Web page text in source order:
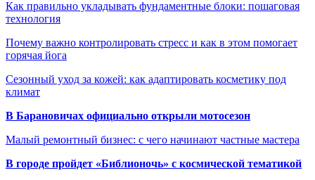
Как правильно укладывать фундаментные блоки: пошаговая
технология
Почему важно контролировать стресс и как в этом помогает
горячая йога
Сезонный уход за кожей: как адаптировать косметику под
климат
В Барановичах официально открыли мотосезон
Малый ремонтный бизнес: с чего начинают частные мастера
В городе пройдет «Библионочь» с космической тематикой